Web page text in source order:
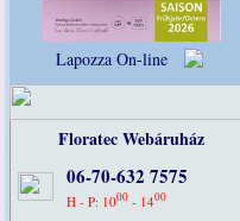
Lapozza On-line
Floratec Webáruház
06-70-632 7575
H - P: 1000 - 1400